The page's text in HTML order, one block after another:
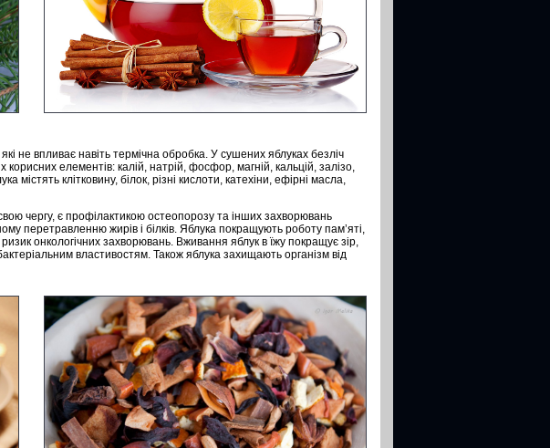
не впливає навіть термічна обробка. У сушених яблуках безліч
елементів: калій, натрій, фосфор, магній, кальцій, залізо,
містять клітковину, білок, різні кислоти, катехіни, ефірні масла,
чергу, є профілактикою остеопорозу та інших захворювань
перетравленню жирів і білків. Яблука покращують роботу пам’яті,
онкологічних захворювань. Вживання яблук в їжу покращує зір,
властивостям. Також яблука захищають організм від